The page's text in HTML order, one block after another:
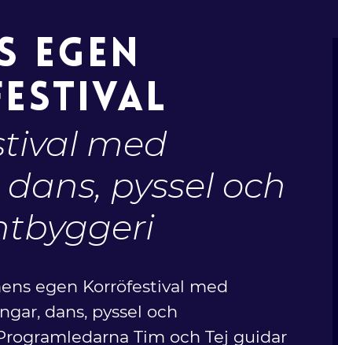
EGEN
med
pyssel och
egen Korröfestival med
dans, pyssel och
Tim och Tej guidar